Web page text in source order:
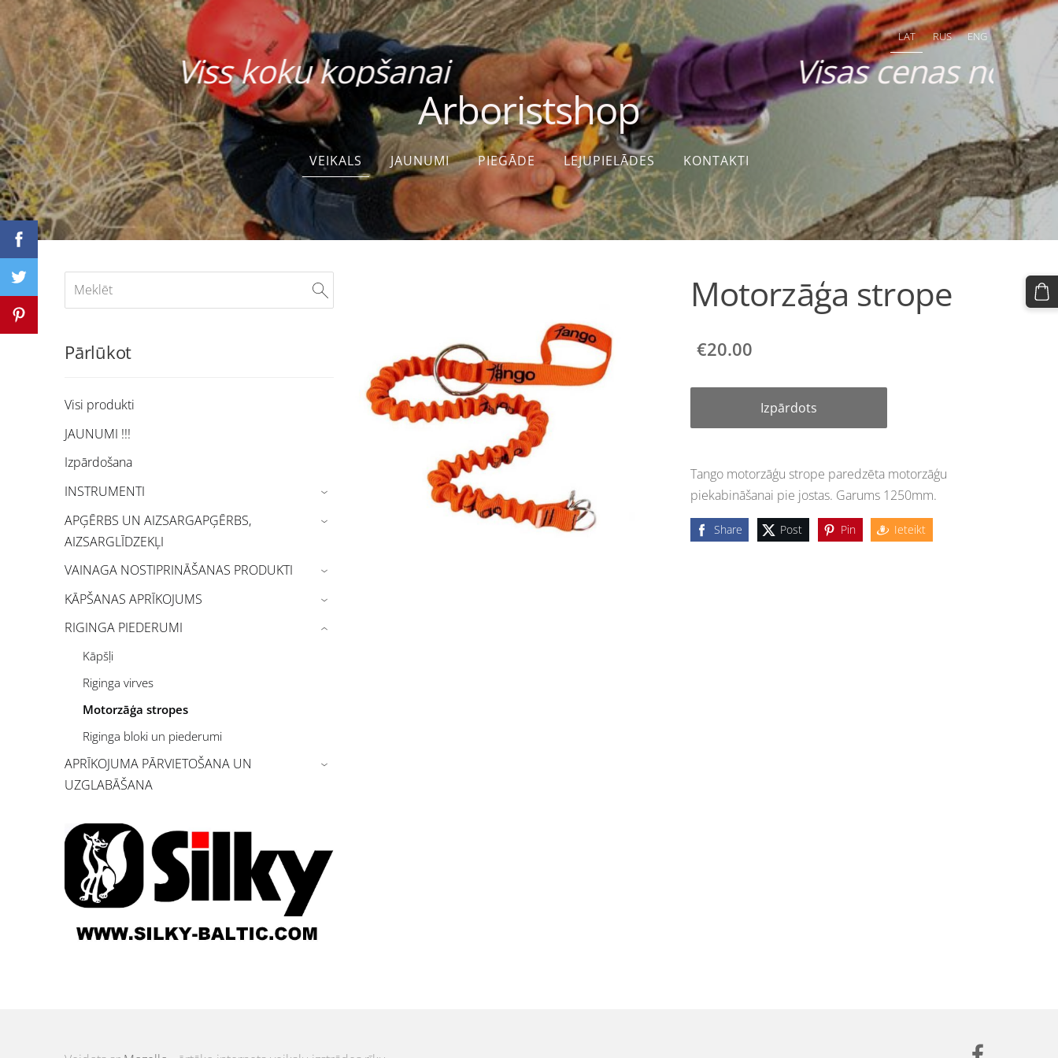
LAT RUS ENG
Viss koku kopšanai Visas cenas norādītas ar
Arboristshop
VEIKALS JAUNUMI PIEGĀDE LEJUPIELĀDES KONTAKTI
Pārlūkot
Visi produkti
JAUNUMI !!!
Izpārdošana
INSTRUMENTI
›
APĢĒRBS UN AIZSARGAPĢĒRBS,
AIZSARGLĪDZEKĻI
›
VAINAGA NOSTIPRINĀŠANAS PRODUKTI ›
KĀPŠANAS APRĪKOJUMS ›
RIGINGA PIEDERUMI
Kāpšļi
Riginga virves
Motorzāģa stropes
Riginga bloki un piederumi
›
APRĪKOJUMA PĀRVIETOŠANA UN
UZGLABĀŠANA
›
Motorzāģa strope
€20.00
Izpārdots
Tango motorzāģu strope paredzēta motorzāģu
piekabināšanai pie jostas. Garums 1250mm.
Share Post Pin Ieteikt